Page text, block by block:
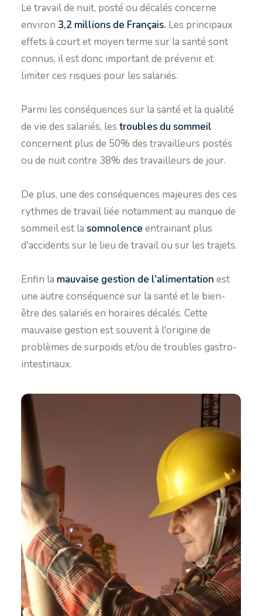
Le travail de nuit, posté ou décalés concerne
environ 3,2 millions de Français. Les principaux
effets à court et moyen terme sur la santé sont
connus, il est donc important de prévenir et
limiter ces risques pour les salariés.
Parmi les conséquences sur la santé et la qualité
de vie des salariés, les troubles du sommeil
concernent plus de 50% des travailleurs postés
ou de nuit contre 38% des travailleurs de jour.
De plus, une des conséquences majeures des ces
rythmes de travail liée notamment au manque de
sommeil est la somnolence entrainant plus
d'accidents sur le lieu de travail ou sur les trajets.
Enfin la mauvaise gestion de l'alimentation est
une autre conséquence sur la santé et le bien-
être des salariés en horaires décalés. Cette
mauvaise gestion est souvent à l'origine de
problèmes de surpoids et/ou de troubles gastro-
intestinaux.